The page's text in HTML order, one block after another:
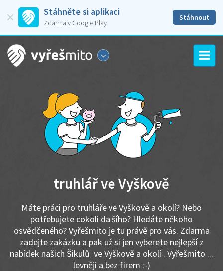
Stáhněte si aplikaci
Zdarma v Google Play
Stáhnout
truhlář ve Vyškově
Máte práci pro truhláře ve Vyškově a okolí? Nebo
potřebujete cokoli dalšího? Hledáte někoho
osvědčeného? Vyřešmito je tu právě pro vás. Zdarma
zadejte zakázku a pak už si jen vyberete nejlepší z
nabídek našich Šikulů ve Vyškově a okolí . Vyřešmito ...
levněji a bez firem :-)